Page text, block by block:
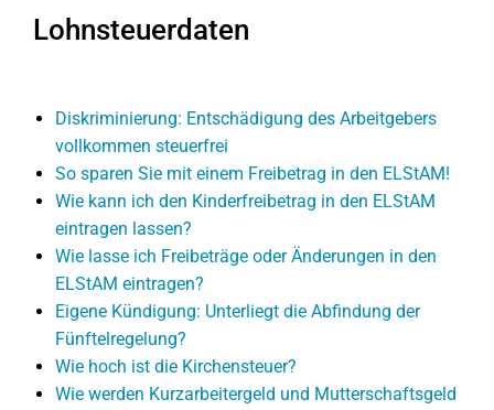
Lohnsteuerdaten
Diskriminierung: Entschädigung des Arbeitgebers
vollkommen steuerfrei
So sparen Sie mit einem Freibetrag in den ELStAM!
Wie kann ich den Kinderfreibetrag in den ELStAM
eintragen lassen?
Wie lasse ich Freibeträge oder Änderungen in den
ELStAM eintragen?
Eigene Kündigung: Unterliegt die Abfindung der
Fünftelregelung?
Wie hoch ist die Kirchensteuer?
Wie werden Kurzarbeitergeld und Mutterschaftsgeld